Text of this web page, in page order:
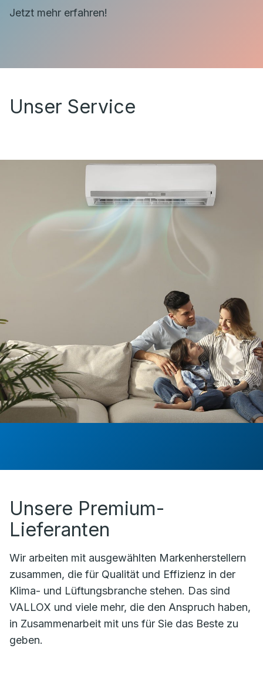
Jetzt mehr erfahren!
Unser Service
Unsere Premium-
Lieferanten
Wir arbeiten mit ausgewählten Markenherstellern
zusammen, die für Qualität und Effizienz in der
Klima- und Lüftungsbranche stehen. Das sind
VALLOX und viele mehr, die den Anspruch haben,
in Zusammenarbeit mit uns für Sie das Beste zu
geben.